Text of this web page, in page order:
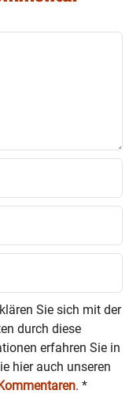
Sie sich mit der
durch diese
erfahren Sie in
hier auch unseren
. *